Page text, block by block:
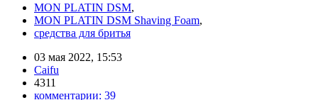
MON PLATIN DSM,
MON PLATIN DSM Shaving Foam,
средства для бритья
03 мая 2022, 15:53
Caifu
4311
комментарии: 39